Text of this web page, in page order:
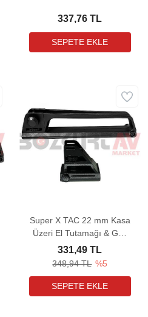
337,76 TL
Super X TAC 22 mm Kasa
Üzeri El Tutamağı & Gez
Arpacık Seti (SXT-AKT4
ve SXT-AKT14)
348,94 TL %5
331,49 TL